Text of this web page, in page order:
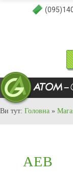
Ви тут: Головна »
AEB